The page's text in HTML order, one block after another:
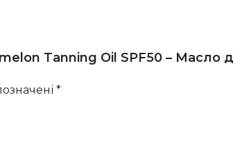
Tanning Oil SPF50 – Масло
*